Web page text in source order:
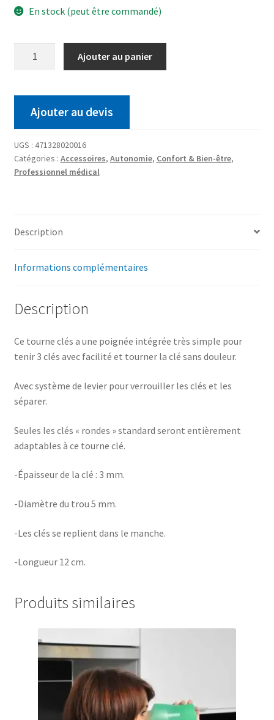
En stock (peut être commandé)
Ajouter au panier
Ajouter au devis
UGS : 471328020016
Catégories : Accessoires, Autonomie, Confort & Bien-être,
Professionnel médical
Description
Informations complémentaires
Description
Ce tourne clés a une poignée intégrée très simple pour
tenir 3 clés avec facilité et tourner la clé sans douleur.
Avec système de levier pour verrouiller les clés et les
séparer.
Seules les clés « rondes » standard seront entièrement
adaptables à ce tourne clé.
-Épaisseur de la clé : 3 mm.
-Diamètre du trou 5 mm.
-Les clés se replient dans le manche.
-Longueur 12 cm.
Produits similaires